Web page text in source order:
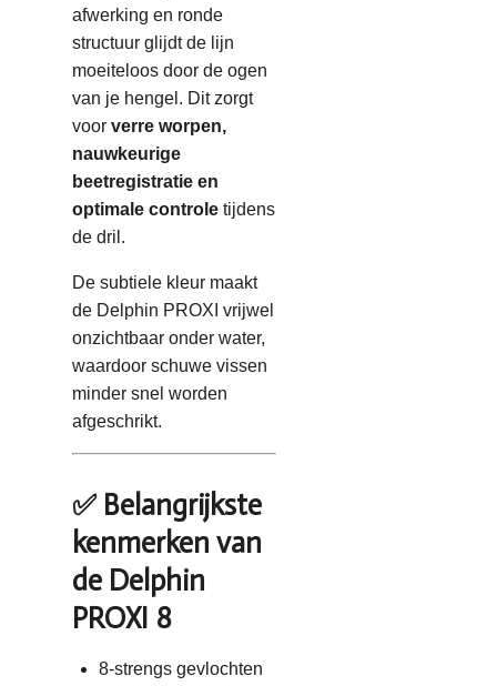
afwerking en ronde
structuur glijdt de lijn
moeiteloos door de ogen
van je hengel. Dit zorgt
voor verre worpen,
nauwkeurige
beetregistratie en
optimale controle tijdens
de dril.
De subtiele kleur maakt
de Delphin PROXI vrijwel
onzichtbaar onder water,
waardoor schuwe vissen
minder snel worden
afgeschrikt.
✅ Belangrijkste
kenmerken van
de Delphin
PROXI 8
8-strengs gevlochten